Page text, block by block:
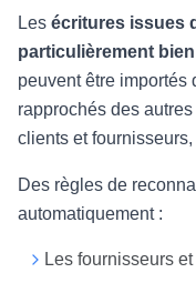
Les écritures issues
particulièrement
peuvent être importés
rapprochés des
clients et
Des règles de
automatiquement :
Les fournisseurs